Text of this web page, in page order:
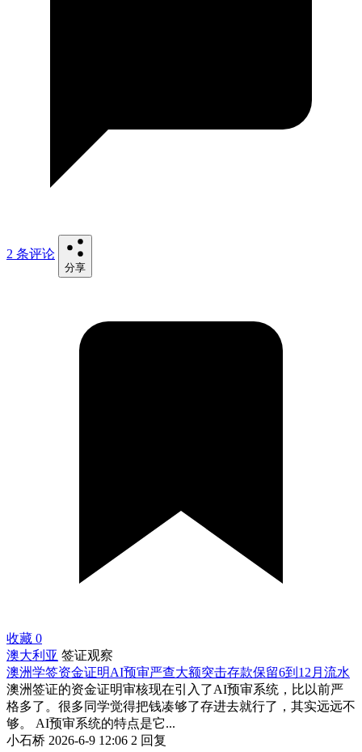
2 条评论
分享
收藏 0
澳大利亚 签证观察
澳洲学签资金证明AI预审严查大额突击存款保留6到12月流水
澳洲签证的资金证明审核现在引入了AI预审系统，比以前严
格多了。很多同学觉得把钱凑够了存进去就行了，其实远远不
够。 AI预审系统的特点是它...
小石桥 2026-6-9 12:06 2 回复